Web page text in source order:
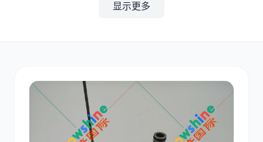
其他 小松
沃尔沃 康明斯
显示更多